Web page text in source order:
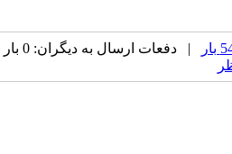
| دفعات ارسال به دیگران: 0 بار